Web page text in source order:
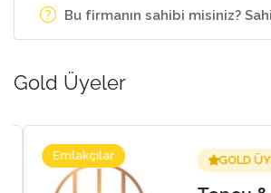
Bu firmanın sahibi misiniz?
Gold Üyeler
Emlakçılar GOLD ÜYE